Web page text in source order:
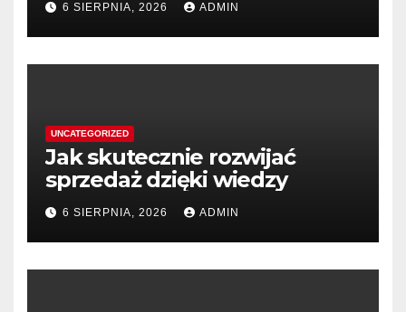
6 SIERPNIA, 2026 ADMIN
UNCATEGORIZED
Jak skutecznie rozwijać
sprzedaż dzięki wiedzy
6 SIERPNIA, 2026 ADMIN